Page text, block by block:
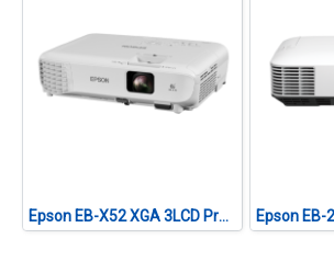
Epson EB-X52 XGA 3LCD Projector (3,800 lumens)